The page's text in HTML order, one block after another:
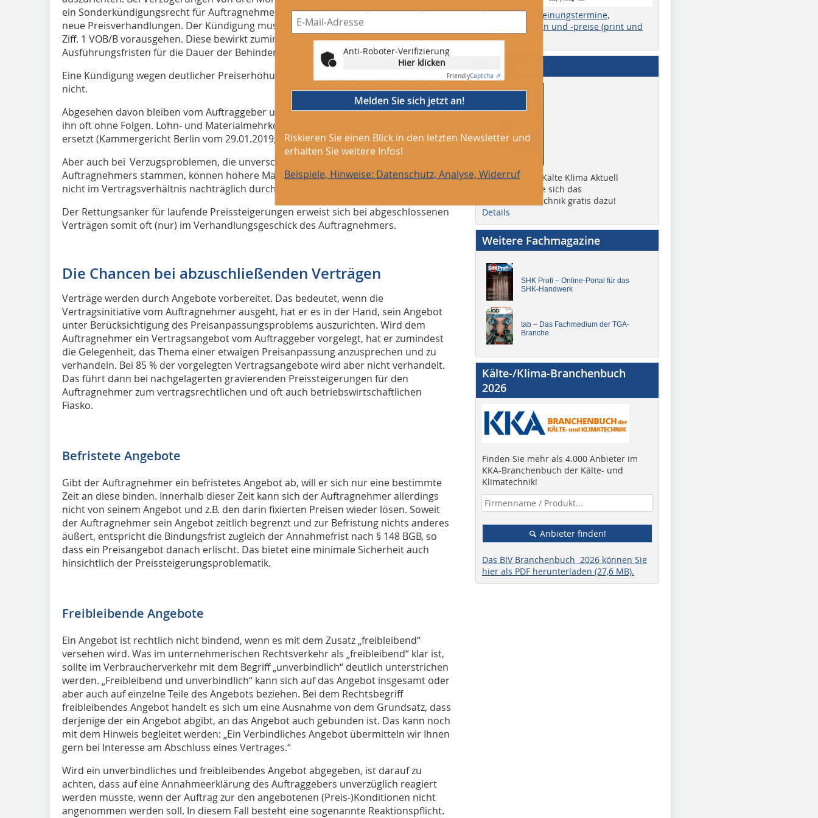
ein Sonderkündigungsrecht für Auftragnehmer mit anschließendem Spielraum für
neue Preisverhandlungen. Der Kündigung muss eine Behinderungsanzeige nach § 6
Ziff. 1 VOB/B vorausgehen. Diese bewirkt zumindest, dass sich die
Ausführungsfristen für die Dauer der Behinderung nach hinten verlagern.
Eine Kündigung wegen deutlicher Preiserhöhungen gibt es für den Auftragnehmer
nicht.
Abgesehen davon bleiben vom Auftraggeber unverschuldete Verzugsprobleme für
ihn oft ohne Folgen. Lohn- und Materialmehrkosten werden in der Regel nicht
ersetzt (Kammergericht Berlin vom 29.01.2019; BGH vom 26.10.2017; Az. VII ZR 16/17).
Aber auch bei Verzugsproblemen, die unverschuldet aus der Sphäre des
Auftragnehmers stammen, können höhere Materialkosten und alle anderen Kosten
nicht im Vertragsverhältnis nachträglich durchgesetzt werden.
Der Rettungsanker für laufende Preissteigerungen erweist sich bei abgeschlossenen
Verträgen somit oft (nur) im Verhandlungsgeschick des Auftragnehmers.
Die Chancen bei abzuschließenden Verträgen
Verträge werden durch Angebote vorbereitet. Das bedeutet, wenn die
Vertragsinitiative vom Auftragnehmer ausgeht, hat er es in der Hand, sein Angebot
unter Berücksichtigung des Preisanpassungsproblems auszurichten. Wird dem
Auftragnehmer ein Vertragsangebot vom Auftraggeber vorgelegt, hat er zumindest
die Gelegenheit, das Thema einer etwaigen Preisanpassung anzusprechen und zu
verhandeln. Bei 85 % der vorgelegten Vertragsangebote wird aber nicht verhandelt.
Das führt dann bei nachgelagerten gravierenden Preissteigerungen für den
Auftragnehmer zum vertragsrechtlichen und oft auch betriebswirtschaftlichen
Fiasko.
Befristete Angebote
Gibt der Auftragnehmer ein befristetes Angebot ab, will er sich nur eine bestimmte
Zeit an diese binden. Innerhalb dieser Zeit kann sich der Auftragnehmer allerdings
nicht von seinem Angebot und z.B. den darin fixierten Preisen wieder lösen. Soweit
der Auftragnehmer sein Angebot zeitlich begrenzt und zur Befristung nichts anderes
äußert, entspricht die Bindungsfrist zugleich der Annahmefrist nach § 148 BGB, so
dass ein Preisangebot danach erlischt. Das bietet eine minimale Sicherheit auch
hinsichtlich der Preissteigerungsproblematik.
Freibleibende Angebote
Ein Angebot ist rechtlich nicht bindend, wenn es mit dem Zusatz „freibleibend“
versehen wird. Was im unternehmerischen Rechtsverkehr als „freibleibend“ klar ist,
sollte im Verbraucherverkehr mit dem Begriff „unverbindlich“ deutlich unterstrichen
werden. „Freibleibend und unverbindlich“ kann sich auf das Angebot insgesamt oder
aber auch auf einzelne Teile des Angebots beziehen. Bei dem Rechtsbegriff
freibleibendes Angebot handelt es sich um eine Ausnahme von dem Grundsatz, dass
derjenige der ein Angebot abgibt, an das Angebot auch gebunden ist. Das kann noch
mit dem Hinweis begleitet werden: „Ein Verbindliches Angebot übermitteln wir Ihnen
gern bei Interesse am Abschluss eines Vertrages.“
Wird ein unverbindliches und freibleibendes Angebot abgegeben, ist darauf zu
achten, dass auf eine Annahmeerklärung des Auftraggebers unverzüglich reagiert
werden müsste, wenn der Auftrag zur den angebotenen (Preis-)Konditionen nicht
angenommen werden soll. In diesem Fall besteht eine sogenannte Reaktionspflicht.
Anti-Roboter-Verifizierung
Hier klicken
FriendlyCaptcha ⇗
Melden Sie sich jetzt an!
Riskieren Sie einen Blick in den letzten Newsletter und
erhalten Sie weitere Infos!
Beispiele, Hinweise: Datenschutz, Analyse, Widerruf
Themen, Erscheinungstermine,
Anzeigengrößen und -preise (print und
online) etc.
Lesen Sie KKA Kälte Klima Aktuell
und sichern Sie sich das
Lexikon Kältetechnik gratis dazu!
Details
Weitere Fachmagazine
SHK Profi – Online-Portal für das
SHK-Handwerk
tab – Das Fachmedium der TGA-
Branche
Kälte-/Klima-Branchenbuch
2026
Finden Sie mehr als 4.000 Anbieter im
KKA-Branchenbuch der Kälte- und
Klimatechnik!
Anbieter finden!
Das BIV Branchenbuch 2026 können Sie
hier als PDF herunterladen (27,6 MB).